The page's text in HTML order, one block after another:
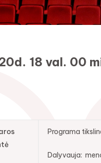
18 val. 00
Programa
Dalyvauja: